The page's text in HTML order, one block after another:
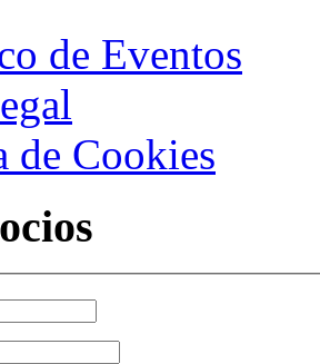
de Eventos
de Cookies